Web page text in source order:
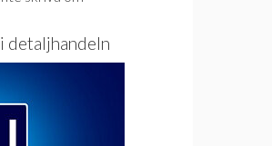
detaljhandeln